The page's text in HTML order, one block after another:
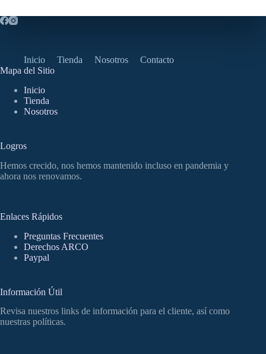
Inicio Tienda Nosotros
Contacto
Mapa del Sitio
Inicio
Tienda
Nosotros
Logros
Hemos crecido, nos hemos mantenido incluso en pandemia y
ahora nos renovamos.
Enlaces Rápidos
Preguntas Frecuentes
Derechos ARCO
Paypal
Información Útil
Revisa nuestros links de información para el cliente, así como
nuestras políticas.